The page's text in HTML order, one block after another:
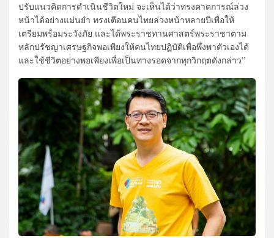
ปรับแนวคิดการดำเนินชีวิตใหม่ จะเห็นได้ว่าทรงคาดการณ์ล่วง
หน้าได้อย่างแม่นยำ ทรงเตือนคนไทยล่วงหน้าหลายปีเพื่อให้
เตรียมพร้อมระวังภัย และได้พระราชทานศาสตร์พระราชาตาม
หลักปรัชญาเศรษฐกิจพอเพียงให้คนไทยปฏิบัติเพื่อพึ่งพาตัวเองได้
และใช้ชีวิตอย่างพอเพียงเพื่อเป็นทางรอดจากทุกวิกฤตดังกล่าว”